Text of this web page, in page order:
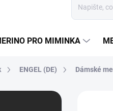
PRO MIMINKA
ENGEL (DE) Dámské